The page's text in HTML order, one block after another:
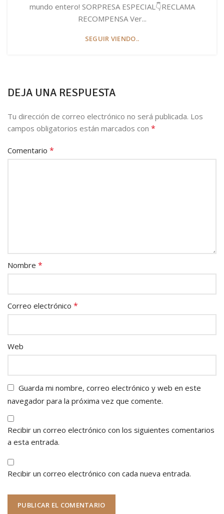
mundo entero! SORPRESA ESPECIAL👇RECLAMA
RECOMPENSA Ver...
SEGUIR VIENDO..
DEJA UNA RESPUESTA
Tu dirección de correo electrónico no será publicada. Los
campos obligatorios están marcados con *
Comentario *
Nombre *
Correo electrónico *
Web
Guarda mi nombre, correo electrónico y web en este
navegador para la próxima vez que comente.
Recibir un correo electrónico con los siguientes comentarios
a esta entrada.
Recibir un correo electrónico con cada nueva entrada.